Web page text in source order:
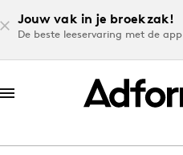
Jouw vak in je broekzak!
De beste leeservaring met de app